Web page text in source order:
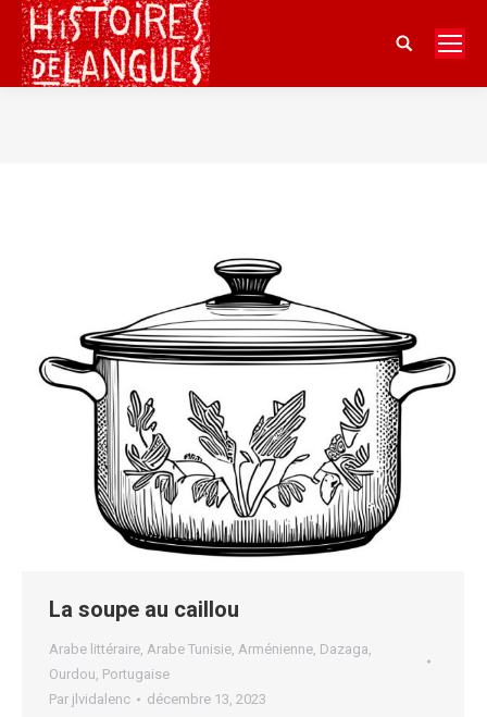
Search:
La soupe au caillou
Arabe littéraire, Arabe Tunisie, Arménienne, Dazaga,
Ourdou, Portugaise
Par jlvidalenc décembre 13, 2023